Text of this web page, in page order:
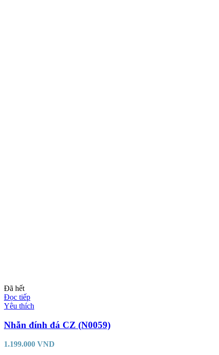
Đã hết
Đọc tiếp
Yêu thích
Nhẫn đính đá CZ (N0059)
1.199.000 VND